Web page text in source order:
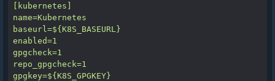
[kubernetes]
name=Kubernetes
baseurl=${K8S_BASEURL}
enabled=1
gpgcheck=1
repo_gpgcheck=1
gpgkey=${K8S_GPGKEY}